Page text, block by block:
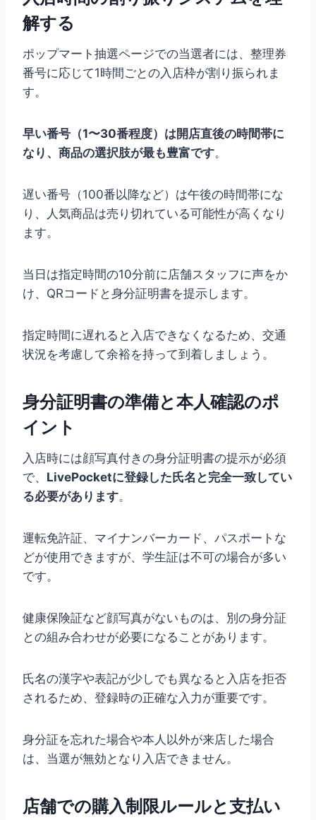
解する
ポップマート抽選ページでの当選者には、整理券
番号に応じて1時間ごとの入店枠が割り振られま
す。
早い番号（1〜30番程度）は開店直後の時間帯に
なり、商品の選択肢が最も豊富です。
遅い番号（100番以降など）は午後の時間帯にな
り、人気商品は売り切れている可能性が高くなり
ます。
当日は指定時間の10分前に店舗スタッフに声をか
け、QRコードと身分証明書を提示します。
指定時間に遅れると入店できなくなるため、交通
状況を考慮して余裕を持って到着しましょう。
身分証明書の準備と本人確認のポ
イント
入店時には顔写真付きの身分証明書の提示が必須
で、 LivePocketに登録した氏名と完全一致してい
る必要があります。
運転免許証、マイナンバーカード、パスポートな
どが使用できますが、学生証は不可の場合が多い
です。
健康保険証など顔写真がないものは、別の身分証
との組み合わせが必要になることがあります。
氏名の漢字や表記が少しでも異なると入店を拒否
されるため、登録時の正確な入力が重要です。
身分証を忘れた場合や本人以外が来店した場合
は、当選が無効となり入店できません。
店舗での購入制限ルールと支払い